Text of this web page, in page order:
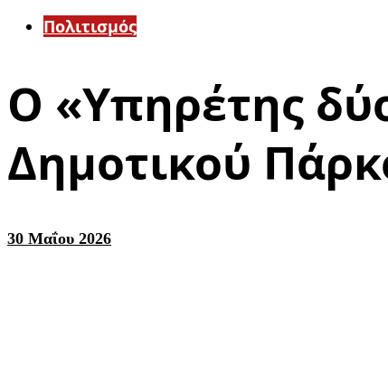
Πολιτισμός
Ο «Υπηρέτης
Δημοτικού
30 Μαΐου 2026